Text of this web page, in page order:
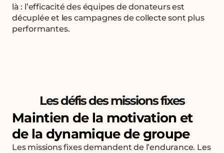
là : l’efficacité des équipes de donateurs est
décuplée et les campagnes de collecte sont plus
performantes.
Les défis des missions fixes
Maintien de la motivation et
de la dynamique de groupe
Les missions fixes demandent de l’endurance. Les